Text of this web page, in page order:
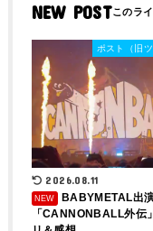
NEW POST
ポスト（旧ツ
2026.08.11
BABYMETAL出
「CANNONBALL外伝